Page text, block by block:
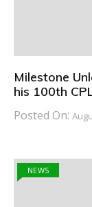
Milestone
his 100th
Posted On:
NEWS